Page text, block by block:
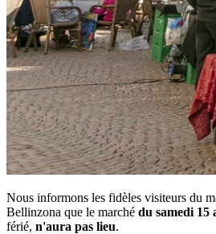
Nous informons les fidèles visiteurs du
Bellinzona que le marché du samedi 15
férié, n'aura pas lieu.